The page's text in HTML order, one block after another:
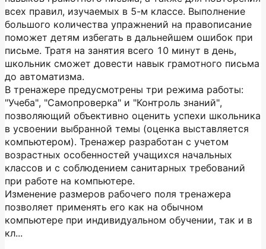
всех правил, изучаемых в 5-м классе. Выполнение
большого количества упражнений на правописание
поможет детям избегать в дальнейшем ошибок при
письме. Тратя на занятия всего 10 минут в день,
школьник сможет довести навык грамотного письма
до автоматизма.
В тренажере предусмотрены три режима работы:
"Учеба", "Самопроверка" и "Контроль знаний",
позволяющий объективно оценить успехи школьника
в усвоении выбранной темы (оценка выставляется
компьютером). Тренажер разработан с учетом
возрастных особенностей учащихся начальных
классов и с соблюдением санитарных требований
при работе на компьютере.
Изменение размеров рабочего поля тренажера
позволяет применять его как на обычном
компьютере при индивидуальном обучении, так и в
кл...